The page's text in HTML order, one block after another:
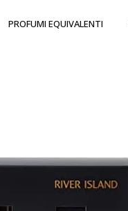
PROFUMI EQUIVALENTI